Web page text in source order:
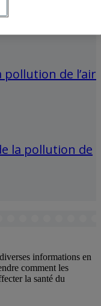
à la pollution de
de l’air
la pollution de
informations en
comment les
la santé du